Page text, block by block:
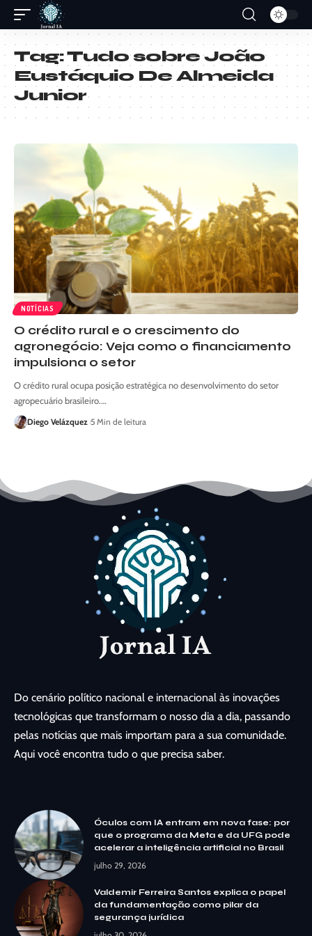
Tag:Tudo sobre João
Eustáquio De Almeida
Junior
NOTÍCIAS
O crédito rural e o crescimento do
agronegócio: Veja como o financiamento
impulsiona o setor
O crédito rural ocupa posição estratégica no desenvolvimento do setor
agropecuário brasileiro.…
Diego Velázquez 5 Min de leitura
Do cenário político nacional e internacional às inovações
tecnológicas que transformam o nosso dia a dia, passando
pelas notícias que mais importam para a sua comunidade.
Aqui você encontra tudo o que precisa saber.
Óculos com IA entram em nova fase: por
que o programa da Meta e da UFG pode
acelerar a inteligência artificial no Brasil
julho 29, 2026
Valdemir Ferreira Santos explica o papel
da fundamentação como pilar da
segurança jurídica